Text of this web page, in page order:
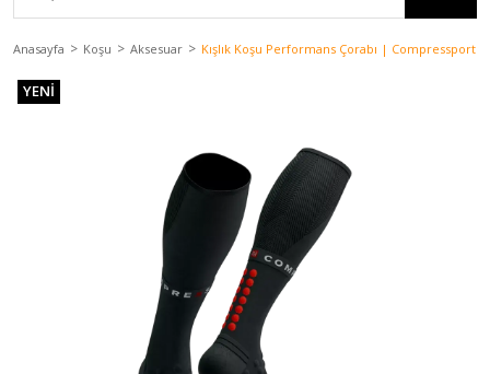
Anasayfa Koşu Aksesuar Kışlık Koşu Performans Çorabı | Compressport
YENİ